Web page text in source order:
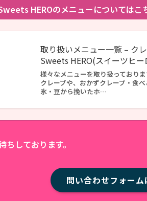
HEROのメニューについてはこ
取り扱いメニュー一覧 – ク
Sweets HERO(スイーツヒー
様々なメニューを取り扱っており
クレープや、おかずクレープ・食
氷・豆から挽いたホ…
ちしております。
問い合わせフォーム